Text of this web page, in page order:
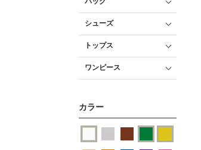
バッグ
シューズ
トップス
ワンピース
カラー